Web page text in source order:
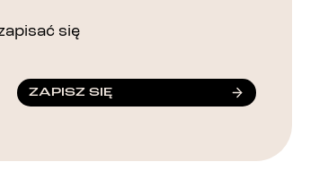
się
ZAPISZ SIĘ